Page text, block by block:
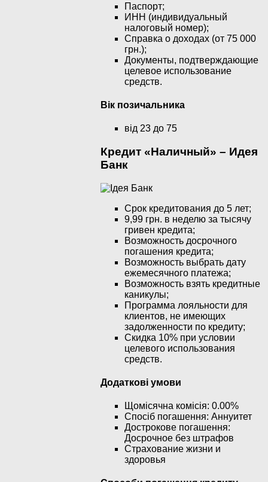
Паспорт;
ИНН (индивидуальный
налоговый номер);
Справка о доходах (от 75 000
грн.);
Документы, подтверждающие
целевое использование
средств.
Вік позичальника
від 23 до 75
Кредит «Наличный» – Идея
Банк
Срок кредитования до 5 лет;
9,99 грн. в неделю за тысячу
гривен кредита;
Возможность досрочного
погашения кредита;
Возможность выбрать дату
ежемесячного платежа;
Возможность взять кредитные
каникулы;
Программа лояльности для
клиентов, не имеющих
задолженности по кредиту;
Скидка 10% при условии
целевого использования
средств.
Додаткові умови
Щомісячна комісія: 0.00%
Спосіб погашення: Aннуитет
Дострокове погашення:
Досрочное без штрафов
Страхование жизни и
здоровья